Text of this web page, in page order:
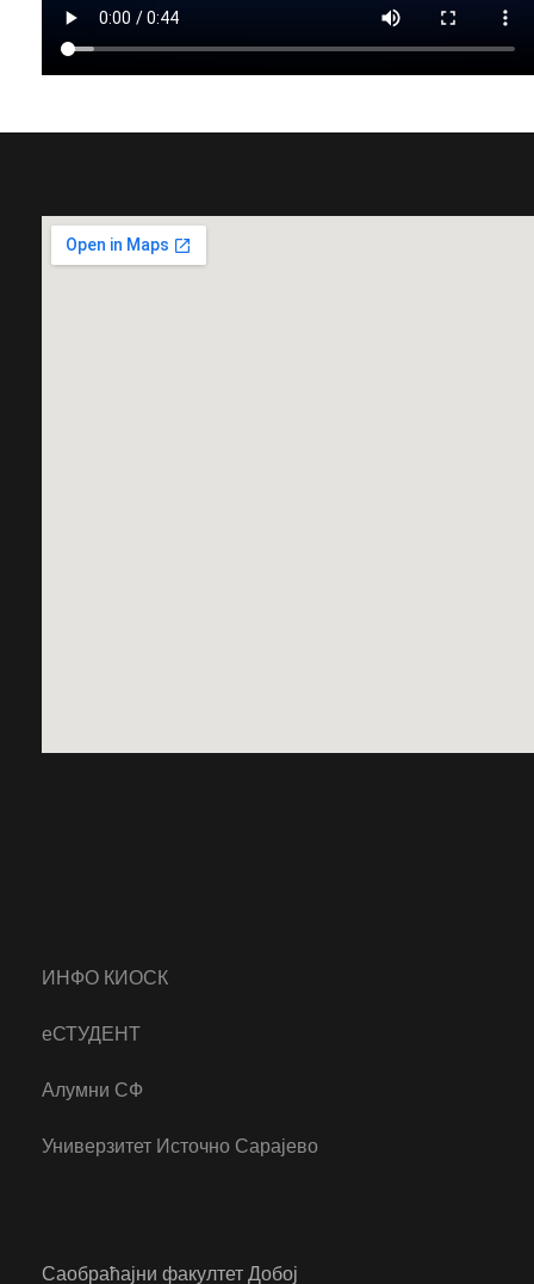
ИНФО КИОСК
еСТУДЕНТ
Алумни СФ
Универзитет Источно Сарајево
Саобраћајни факултет Добој